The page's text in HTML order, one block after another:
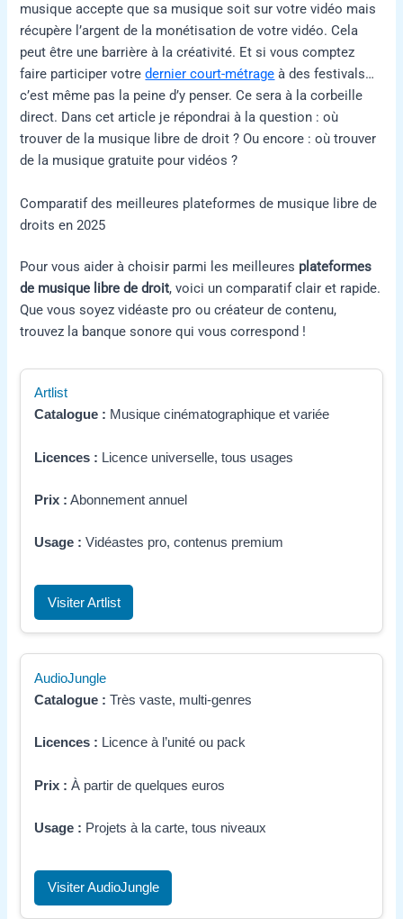
musique accepte que sa musique soit sur votre vidéo mais
récupère l’argent de la monétisation de votre vidéo. Cela
peut être une barrière à la créativité. Et si vous comptez
faire participer votredernier court-métrage à des festivals…
c’est même pas la peine d’y penser. Ce sera à la corbeille
direct. Dans cet article je répondrai à la question : où
trouver de la musique libre de droit ? Ou encore : où trouver
de la musique gratuite pour vidéos ?
Comparatif des meilleures plateformes de musique libre de
droits en 2025
Pour vous aider à choisir parmi les meilleures plateformes
de musique libre de droit, voici un comparatif clair et rapide.
Que vous soyez vidéaste pro ou créateur de contenu,
trouvez la banque sonore qui vous correspond !
Artlist
Catalogue : Musique cinématographique et variée
Licences : Licence universelle, tous usages
Prix : Abonnement annuel
Usage : Vidéastes pro, contenus premium
Visiter Artlist
AudioJungle
Catalogue : Très vaste, multi-genres
Licences : Licence à l’unité ou pack
Prix : À partir de quelques euros
Usage : Projets à la carte, tous niveaux
Visiter AudioJungle